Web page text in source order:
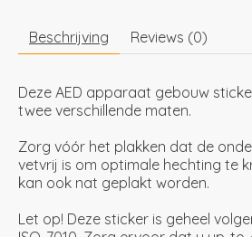
Beschrijving Reviews (0)
Deze AED apparaat gebouw
twee verschillende maten.
Zorg vóór het plakken dat de
vetvrij is om optimale hechting te
kan ook nat geplakt worden.
Let op! Deze sticker is geheel